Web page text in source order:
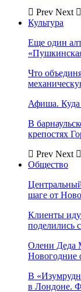
Prev Next
Культура
Еще один
Что
Афиша. Куда
В
крепостях
Prev Next
Общество
шаге от
Клиенты
поделились
Олени Деда
Новогодние
В
в Лондоне.